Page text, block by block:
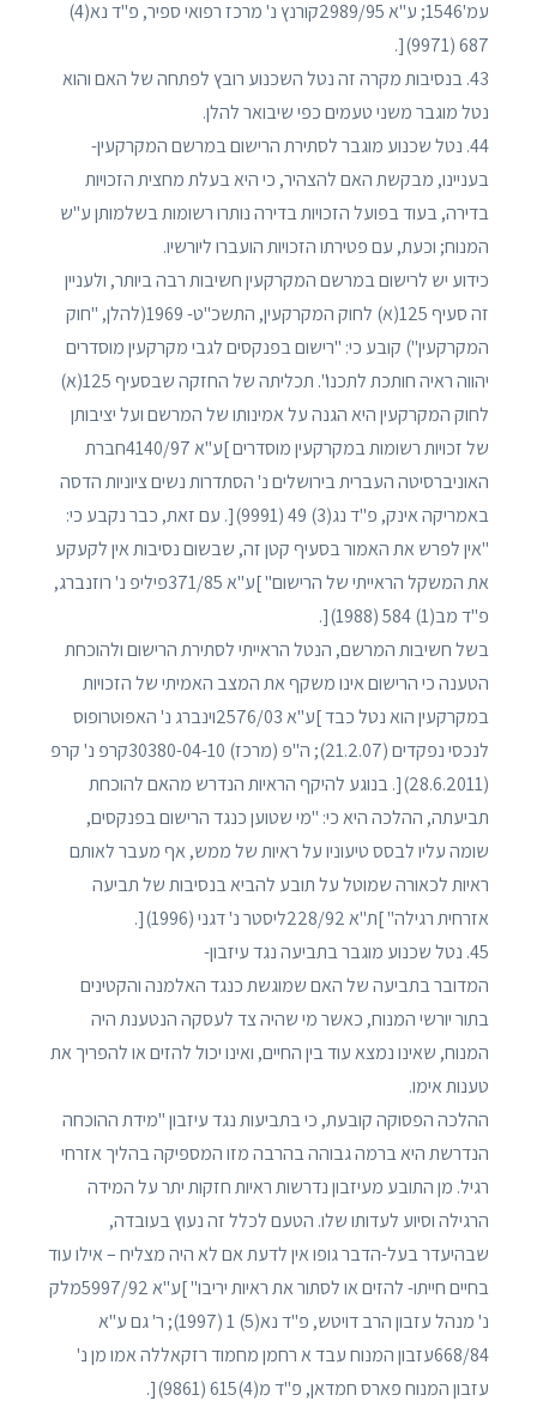
עמ'1546; ע"א 2989/95קורנץ נ' מרכז רפואי ספיר, פ"ד נא(4)
687 (9971)[.
43. בנסיבות מקרה זה נטל השכנוע רובץ לפתחה של האם והוא
נטל מוגבר משני טעמים כפי שיבואר להלן.
44. נטל שכנוע מוגבר לסתירת הרישום במרשם המקרקעין-
בעניינו, מבקשת האם להצהיר, כי היא בעלת מחצית הזכויות
בדירה, בעוד בפועל הזכויות בדירה נותרו רשומות בשלמותן ע"ש
המנוח; וכעת, עם פטירתו הזכויות הועברו ליורשיו.
כידוע יש לרישום במרשם המקרקעין חשיבות רבה ביותר, ולעניין
זה סעיף 125(א) לחוק המקרקעין, התשכ"ט- 1969(להלן, "חוק
המקרקעין") קובע כי: "רישום בפנקסים לגבי מקרקעין מוסדרים
יהווה ראיה חותכת לתכנו". תכליתה של החזקה שבסעיף 125(א)
לחוק המקרקעין היא הגנה על אמינותו של המרשם ועל יציבותן
של זכויות רשומות במקרקעין מוסדרים ]ע"א 4140/97חברת
האוניברסיטה העברית בירושלים נ' הסתדרות נשים ציוניות הדסה
באמריקה אינק, פ"ד נג(3) 49 (9991)[. עם זאת, כבר נקבע כי:
"אין לפרש את האמור בסעיף קטן זה, שבשום נסיבות אין לקעקע
את המשקל הראייתי של הרישום" ]ע"א 371/85פיליפ נ' רוזנברג,
פ"ד מב(1) 584 (1988)[.
בשל חשיבות המרשם, הנטל הראייתי לסתירת הרישום ולהוכחת
הטענה כי הרישום אינו משקף את המצב האמיתי של הזכויות
במקרקעין הוא נטל כבד ]ע"א 2576/03וינברג נ' האפוטרופוס
לנכסי נפקדים (21.2.07); ה"פ (מרכז) 30380-04-10קרפ נ' קרפ
(28.6.2011)[. בנוגע להיקף הראיות הנדרש מהאם להוכחת
תביעתה, ההלכה היא כי: "מי שטוען כנגד הרישום בפנקסים,
שומה עליו לבסס טיעוניו על ראיות של ממש, אף מעבר לאותם
ראיות לכאורה שמוטל על תובע להביא בנסיבות של תביעה
אזרחית רגילה" ]ת"א 228/92ליסטר נ' דגני (1996)[.
45. נטל שכנוע מוגבר בתביעה נגד עיזבון-
המדובר בתביעה של האם שמוגשת כנגד האלמנה והקטינים
בתור יורשי המנוח, כאשר מי שהיה צד לעסקה הנטענת היה
המנוח, שאינו נמצא עוד בין החיים, ואינו יכול להזים או להפריך את
טענות אימו.
ההלכה הפסוקה קובעת, כי בתביעות נגד עיזבון "מידת ההוכחה
הנדרשת היא ברמה גבוהה בהרבה מזו המספיקה בהליך אזרחי
רגיל. מן התובע מעיזבון נדרשות ראיות חזקות יתר על המידה
הרגילה וסיוע לעדותו שלו. הטעם לכלל זה נעוץ בעובדה,
שבהיעדר בעל-הדבר גופו אין לדעת אם לא היה מצליח – אילו עוד
בחיים חייתו- להזים או לסתור את ראיות יריבו" ]ע"א 5997/92מלק
נ' מנהל עזבון הרב דויטש, פ"ד נא(5) 1 (1997); ר' גם ע"א
668/84עזבון המנוח עבד א רחמן מחמוד רזקאללה אמו מן נ'
עזבון המנוח פארס חמדאן, פ"ד מ(4)615 (9861)[.